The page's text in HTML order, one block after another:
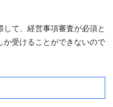
て、経営事項審査が必須と
か受けることができないので